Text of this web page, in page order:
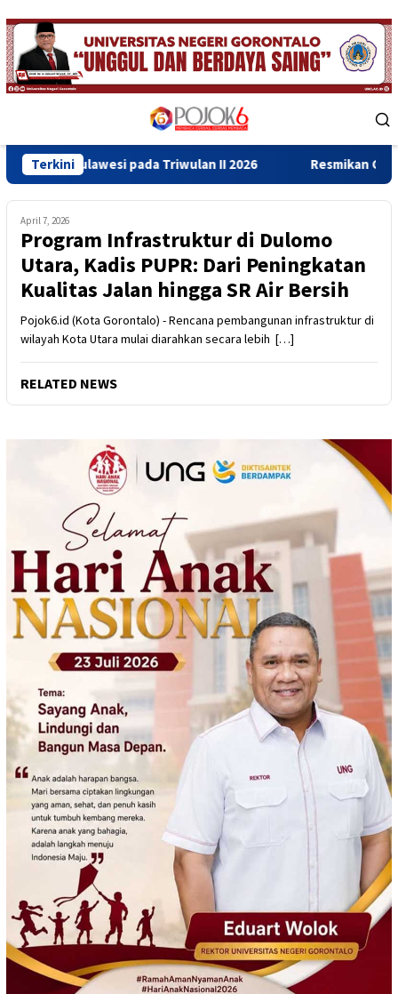
Skip
to
content
Menu
Terkini
pada Triwulan II 2026 Resmikan Gedung Baru
April 7, 2026
Program Infrastruktur di Dulomo
Utara, Kadis PUPR: Dari Peningkatan
Kualitas Jalan hingga SR Air Bersih
Pojok6.id (Kota Gorontalo) - Rencana pembangunan infrastruktur di
wilayah Kota Utara mulai diarahkan secara lebih […]
RELATED NEWS